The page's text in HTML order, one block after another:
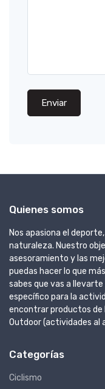
Enviar
Quienes somos
Nos apasiona el
naturaleza. Nuestro
asesoramiento y las
puedas hacer lo que
sabes que vas a
específico para la
encontrar productos de
Outdoor (actividades al
Categorías
Ciclismo